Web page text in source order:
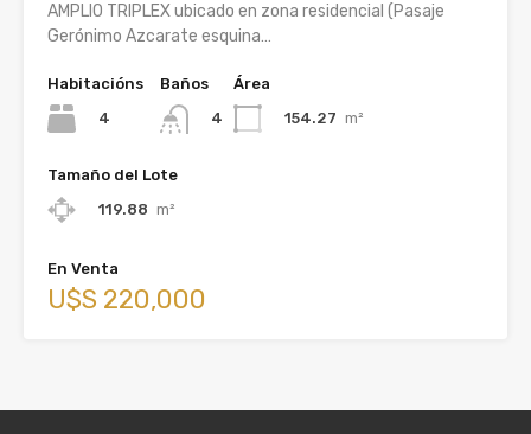
AMPLIO TRIPLEX ubicado en zona residencial (Pasaje
Gerónimo Azcarate esquina…
Habitacións
4
Baños
4
Área
154.27 m²
Tamaño del Lote
119.88 m²
En Venta
U$S 220,000